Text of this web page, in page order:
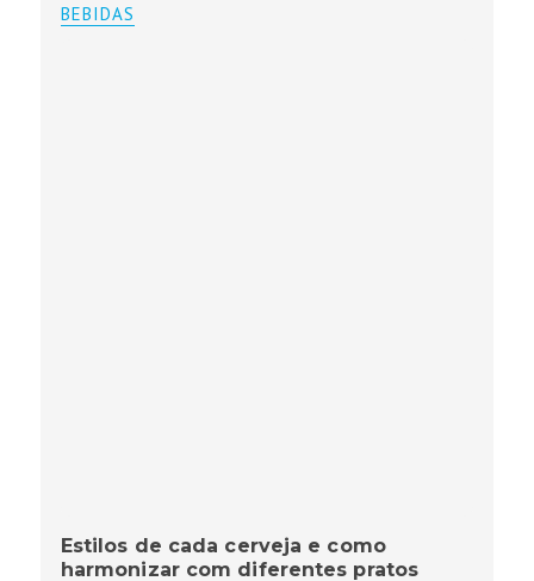
BEBIDAS
Estilos de cada cerveja e como
harmonizar com diferentes pratos